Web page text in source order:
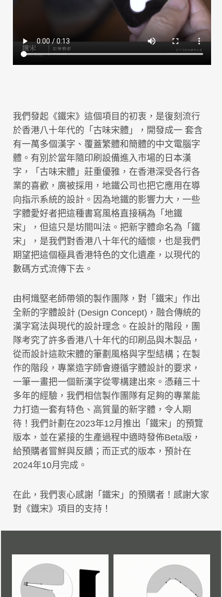
我們發起《鐵宋》這個項目的初衷，是復刻流行
於香港八十年代的「古味宋體」，開發成一 套含
有一萬多個漢字、覆蓋繁體和簡體的中文電腦字
體。有別於當年隨印刷設備進入市場的日本漢
字，「古味宋體」莊重優雅，在香港深受各行各
業的喜歡，廣被採用，地鐵公司也把它應用在導
向指示系統的設計。因為地鐵的影響力大，一些
字體愛好者把這種書寫風格直接稱為「地鐵
宋」，但這只是坊間叫法。把新字體命名為「鐵
宋」，是我們對香港八十年代的緬懷，也是我們
期望把這個極具香港特色的文化遺產，以現代的
數碼方式流傳下去。
由柯熾堅老師帶領的製作團隊，對「鐵宋」作出
全新的字體設計 (Design Concept)，融合傳統的
漢字寫法與現代的設計理念。在設計的階段，團
隊考究了許多香港八十年代的印刷品與木製品，
從而設計這款宋體的筆劃風格與字型結構；在製
作的階段，專業造字師會遵循字體設計的要求，
一筆一畫把一個新漢字從零構建出來。憑藉三十
多年的經驗，我們相信製作團隊有足夠的專業能
力打造一套有特色、高質量的新字體，令人期
待！我們計劃在2023年12月推出「鐵宋」的預覽
版本，並在紧接的生產過程中適時發佈Beta版，
給預購者嘗鮮與反饋；而正式的版本，預計在
2024年10月完成。
在此，我們衷心感謝「鐵宋」的預購者！感謝大家
對《鐡宋》項目的支持！